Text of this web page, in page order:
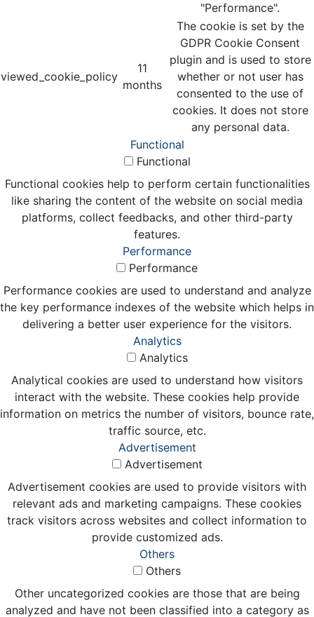
"Performance".
viewed_cookie_policy
11
months
The cookie is set by the
GDPR Cookie Consent
plugin and is used to store
whether or not user has
consented to the use of
cookies. It does not store
any personal data.
Functional
Functional
Functional cookies help to perform certain functionalities
like sharing the content of the website on social media
platforms, collect feedbacks, and other third-party
features.
Performance
Performance
Performance cookies are used to understand and analyze
the key performance indexes of the website which helps in
delivering a better user experience for the visitors.
Analytics
Analytics
Analytical cookies are used to understand how visitors
interact with the website. These cookies help provide
information on metrics the number of visitors, bounce rate,
traffic source, etc.
Advertisement
Advertisement
Advertisement cookies are used to provide visitors with
relevant ads and marketing campaigns. These cookies
track visitors across websites and collect information to
provide customized ads.
Others
Others
Other uncategorized cookies are those that are being
analyzed and have not been classified into a category as